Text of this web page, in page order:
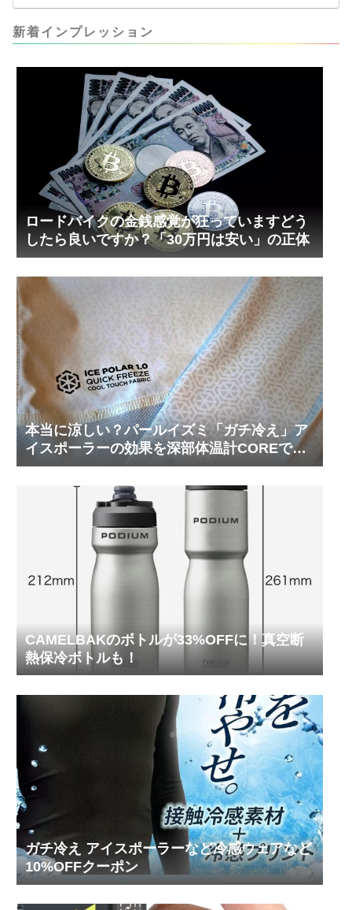
ましたが、ギリギリまで攻めてますのでピストン
内部の汚れをさらに掃除できると思います。前作
新着インプレッション
ロードバイクの金銭感覚が狂っていますどう
したら良いですか？「30万円は安い」の正体
本当に涼しい？パールイズミ「ガチ冷え」ア
イスポーラーの効果を深部体温計COREで測
ってみた
CAMELBAKのボトルが33%OFFに！真空断
熱保冷ボトルも！
ガチ冷え アイスポーラーなど冷感ウェアなど
10%OFFクーポン